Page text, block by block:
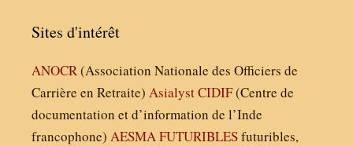
Sites d'intérêt
ANOCR(Association Nationale des Officiers de
Carrière en Retraite) AsialystCIDIF(Centre de
documentation et d’information de l’Inde
francophone) AESMAFUTURIBLESfuturibles,